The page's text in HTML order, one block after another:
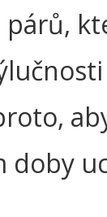
doby